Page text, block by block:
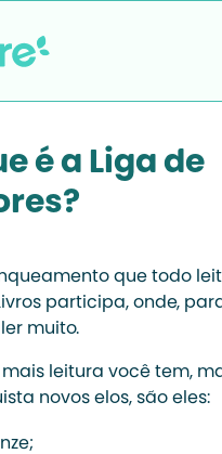
é a Liga de
que todo
participa, onde,
muito.
leitura você tem,
novos elos, são eles: